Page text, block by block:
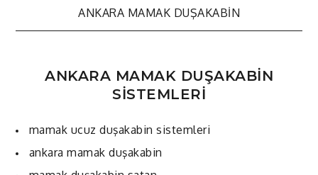
ANKARA MAMAK DUŞAKABIN
ANKARA MAMAK DUŞAKABİN
SİSTEMLERİ
mamak ucuz duşakabin sistemleri
ankara mamak duşakabin